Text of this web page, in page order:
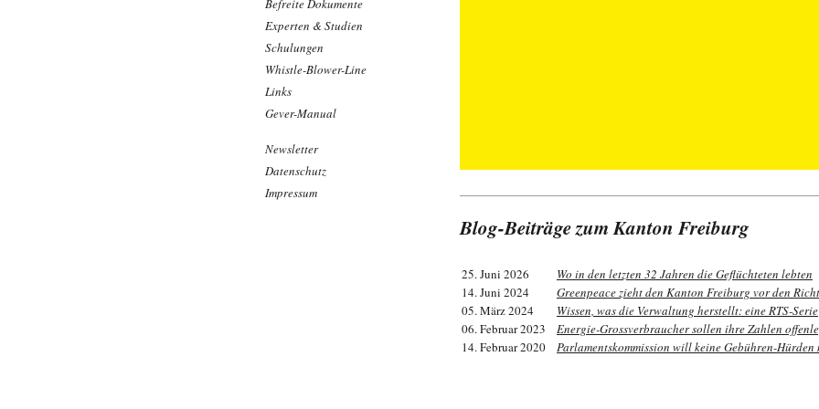
Befreite Dokumente
Experten & Studien
Schulungen
Whistle-Blower-Line
Links
Gever-Manual
Newsletter
Datenschutz
Impressum
Blog-Beiträge zum Kanton Freiburg
25. Juni 2026
Wo in den letzten 32 Jahren die Geflüchteten lebten
14. Juni 2024
Greenpeace zieht den Kanton Freiburg vor den
05. März 2024
Wissen, was die Verwaltung herstellt: eine RTS-Serie
06. Februar 2023
Energie-Grossverbraucher sollen ihre Zahlen
14. Februar 2020
Parlamentskommission will keine Gebühren-Hürden